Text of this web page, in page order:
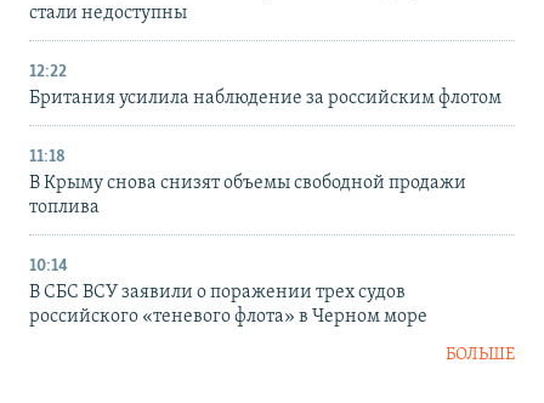
стали недоступны
12:22
Британия усилила наблюдение за российским флотом
11:18
В Крыму снова снизят объемы свободной продажи
топлива
10:14
В СБС ВСУ заявили о поражении трех судов
российского «теневого флота» в Черном море
БОЛЬШЕ